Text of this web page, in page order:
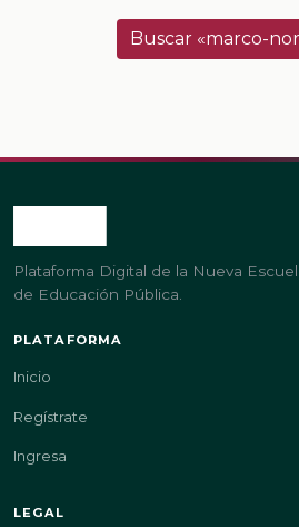
Buscar «marco-
Plataforma Digital de la Nueva
de Educación Pública.
PLATAFORMA
Inicio
Regístrate
Ingresa
LEGAL